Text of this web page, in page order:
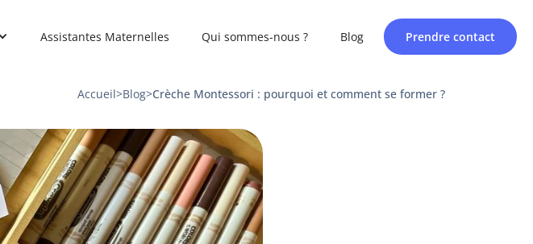
Assistantes Maternelles Qui sommes-nous ? Blog Prendre contact
Accueil>Blog>Crèche Montessori : pourquoi et comment se former ?